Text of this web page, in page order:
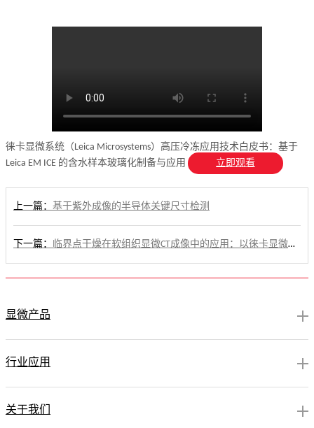
徕卡显微系统（Leica Microsystems）高压冷冻应用技术白皮书：基于
Leica EM ICE 的含水样本玻璃化制备与应用
立即观看
上一篇： 基于紫外成像的半导体关键尺寸检测
下一篇： 临界点干燥在软组织显微CT成像中的应用：以徕卡显微系统（Leica Microsystems）前处理流程为核心的案例技术解读
显微产品
行业应用
关于我们